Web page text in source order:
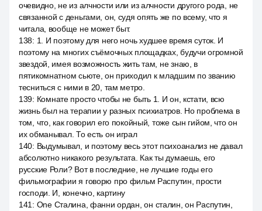
очевидно, не из алчности или из алчности другого рода, не
связанной с деньгами, он, судя опять же по всему, что я
читала, вообще не может быт.
138: 1. И поэтому для него ночь худшее время суток. И
поэтому на многих съёмочных площадках, будучи огромной
звездой, имея возможность жить там, не знаю, в
пятикомнатном сьюте, он приходил к младшим по званию
тесниться с ними в 20, там метро.
139: Комнате просто чтобы не быть 1. И он, кстати, всю
жизнь был на терапии у разных психиатров. Но проблема в
том, что, как говорил его покойный, тоже сын гийом, что он
их обманывал. То есть он играл
140: Выдумывал, и поэтому весь этот психоанализ не давал
абсолютно никакого результата. Как ты думаешь, его
русские Роли? Вот в последние, не лучшие годы его
фильмографии я говорю про фильм Распутин, прости
господи. И, конечно, картину
141 : One Сталина, фанни ордан, он сталин, он Распутин,